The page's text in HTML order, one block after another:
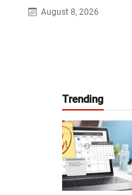
August 8, 2026
Trending